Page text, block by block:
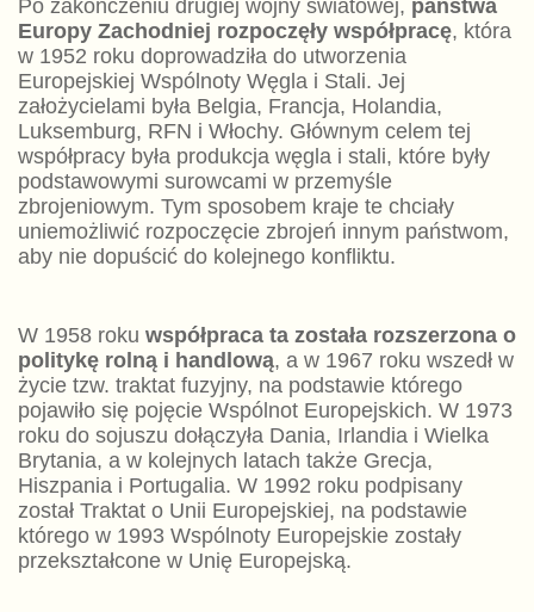
Po zakończeniu drugiej wojny światowej, państwa
Europy Zachodniej rozpoczęły współpracę, która
w 1952 roku doprowadziła do utworzenia
Europejskiej Wspólnoty Węgla i Stali. Jej
założycielami była Belgia, Francja, Holandia,
Luksemburg, RFN i Włochy. Głównym celem tej
współpracy była produkcja węgla i stali, które były
podstawowymi surowcami w przemyśle
zbrojeniowym. Tym sposobem kraje te chciały
uniemożliwić rozpoczęcie zbrojeń innym państwom,
aby nie dopuścić do kolejnego konfliktu.
W 1958 roku współpraca ta została rozszerzona o
politykę rolną i handlową, a w 1967 roku wszedł w
życie tzw. traktat fuzyjny, na podstawie którego
pojawiło się pojęcie Wspólnot Europejskich. W 1973
roku do sojuszu dołączyła Dania, Irlandia i Wielka
Brytania, a w kolejnych latach także Grecja,
Hiszpania i Portugalia. W 1992 roku podpisany
został Traktat o Unii Europejskiej, na podstawie
którego w 1993 Wspólnoty Europejskie zostały
przekształcone w Unię Europejską.